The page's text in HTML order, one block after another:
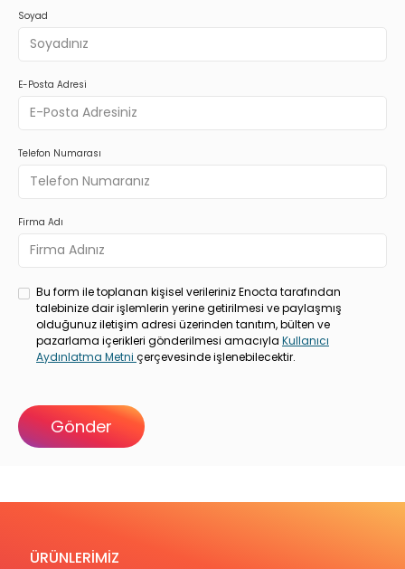
Soyad
E-Posta Adresi
Telefon Numarası
Firma Adı
Bu form ile toplanan kişisel verileriniz Enocta tarafından
talebinize dair işlemlerin yerine getirilmesi ve paylaşmış
olduğunuz iletişim adresi üzerinden tanıtım, bülten ve
pazarlama içerikleri gönderilmesi amacıyla Kullanıcı
Aydınlatma Metni çerçevesinde işlenebilecektir.
ÜRÜNLERİMİZ